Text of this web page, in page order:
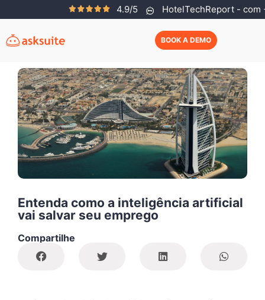
4.9/5 HotelTechReport - com
BOOK A DEMO
Outubro 4, 2018
Entenda como a inteligência artificial
vai salvar seu emprego
Compartilhe